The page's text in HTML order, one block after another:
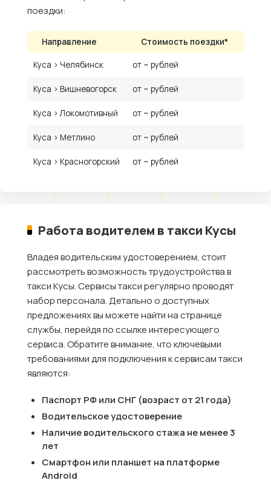
поездки:
Направление Стоимость поездки*
Куса › Челябинск от ~ рублей
Куса › Вишневогорск от ~ рублей
Куса › Локомотивный от ~ рублей
Куса › Метлино от ~ рублей
Куса › Красногорский от ~ рублей
Работа водителем в такси Кусы
Владея водительским удостоверением, стоит
рассмотреть возможность трудоустройства в
такси Кусы. Сервисы такси регулярно проводят
набор персонала. Детально о доступных
предложениях вы можете найти на странице
службы, перейдя по ссылке интересующего
сервиса. Обратите внимание, что ключевыми
требованиями для подключения к сервисам такси
являются:
Паспорт РФ или СНГ (возраст от 21 года)
Водительское удостоверение
Наличие водительского стажа не менее 3
лет
Смартфон или планшет на платформе
Android